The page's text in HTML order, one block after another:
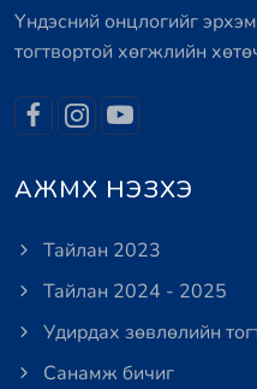
Үндэсний онцлогийг
тогтвортой хөгжлийн
АЖМХ НЭЗХЭ
Тайлан 2023
Тайлан 2024 - 2025
Удирдах зөвлөлийн
Санамж бичиг